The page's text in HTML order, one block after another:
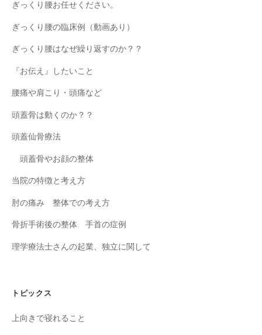
ぎっくり腰お任せください。
ぎっくり腰の臨床例（動画あり）
ぎっくり腰はなぜ繰り返すのか？？
『お伝え』したいこと
腰痛や肩こり・頭痛など
頭蓋骨は動くのか？？
頭蓋仙骨療法
頭蓋骨やお顔の整体
当院の特徴と考え方
肘の痛み 整体での考え方
骨折手術後の整体 手首の症例
理学療法士さんの起業、独立に関して
トピックス
上向きで寝れること